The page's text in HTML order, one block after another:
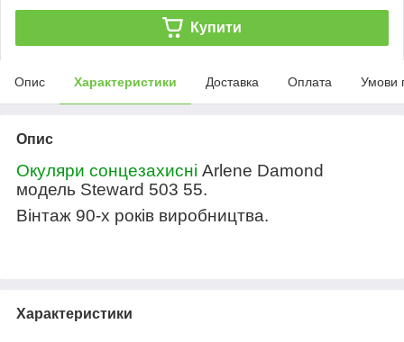
Купити
Опис Характеристики Доставка Оплата Умови
Опис
Окуляри сонцезахисні Arlene Damond
модель Steward 503 55.
Вінтаж 90-х років виробництва.
Характеристики